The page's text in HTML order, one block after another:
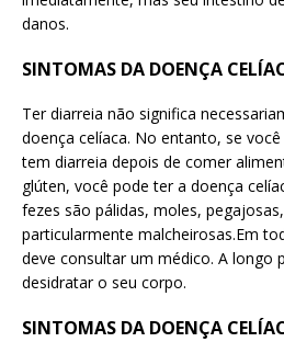
danos.
SINTOMAS DA DOENÇA
Ter diarreia não significa
doença celíaca. No entanto, se
tem diarreia depois de comer
glúten, você pode ter a doença
fezes são pálidas, moles,
particularmente malcheirosas.Em
deve consultar um médico. A longo
desidratar o seu corpo.
SINTOMAS DA DOENÇA